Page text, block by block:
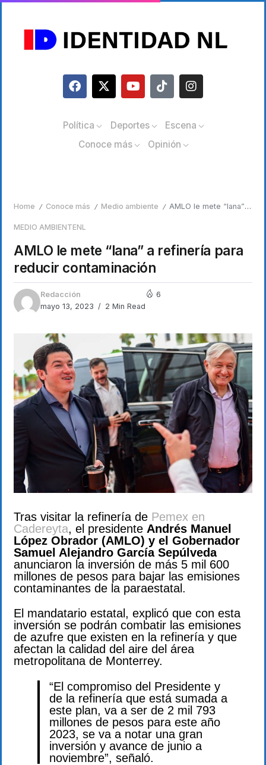
Política Deportes
Escena
Conoce más
Opinión
Home / Conoce más / Medio ambiente / AMLO le mete “lana” a refinería para reducir contaminación
MEDIO AMBIENTENL
AMLO le mete “lana” a refinería para
reducir contaminación
Redacción
mayo 13, 2023
2 Min Read
6
Tras visitar la refinería de Pemex en
Cadereyta, el presidente Andrés Manuel
López Obrador (AMLO) y el Gobernador
Samuel Alejandro García Sepúlveda
anunciaron la inversión de más 5 mil 600
millones de pesos para bajar las emisiones
contaminantes de la paraestatal.
El mandatario estatal, explicó que con esta
inversión se podrán combatir las emisiones
de azufre que existen en la refinería y que
afectan la calidad del aire del área
metropolitana de Monterrey.
“El compromiso del Presidente y
de la refinería que está sumada a
este plan, va a ser de 2 mil 793
millones de pesos para este año
2023, se va a notar una gran
inversión y avance de junio a
noviembre”, señaló.